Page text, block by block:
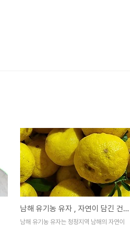
남해 유기농 유자 , 자연이 담긴 건강의 과일
남해 유기농 유자는 청정지역 남해의 자연이